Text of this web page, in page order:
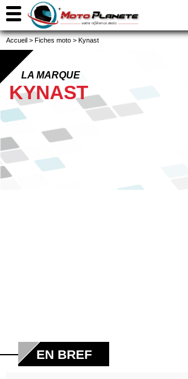
Accueil > Fiches moto > Kynast
LA MARQUE
KYNAST
EN BREF